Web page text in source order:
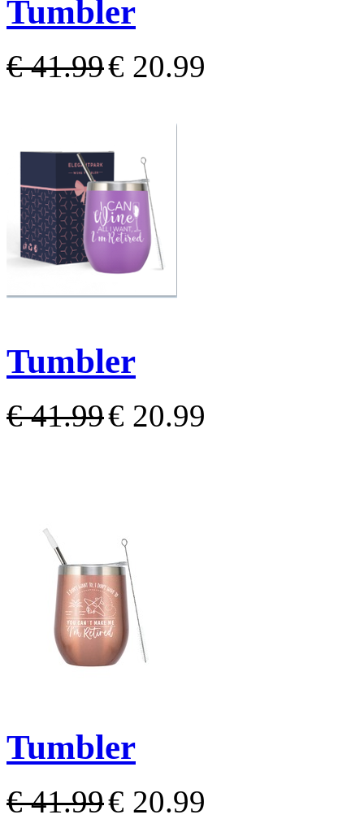
Tumbler
€ 41.99€ 20.99
Tumbler
€ 41.99€ 20.99
Tumbler
€ 41.99€ 20.99